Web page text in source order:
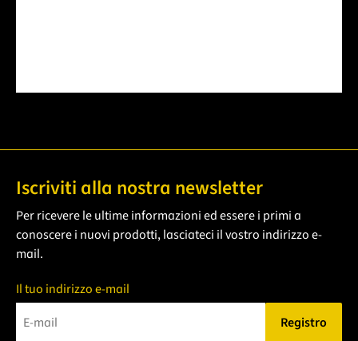
Iscriviti alla nostra newsletter
Per ricevere le ultime informazioni ed essere i primi a
conoscere i nuovi prodotti, lasciateci il vostro indirizzo e-
mail.
Il tuo indirizzo e-mail
Registro